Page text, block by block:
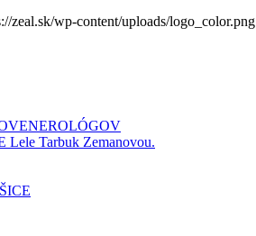
zeal.sk/wp-content/uploads/logo_color.png
Lele Tarbuk Zemanovou.